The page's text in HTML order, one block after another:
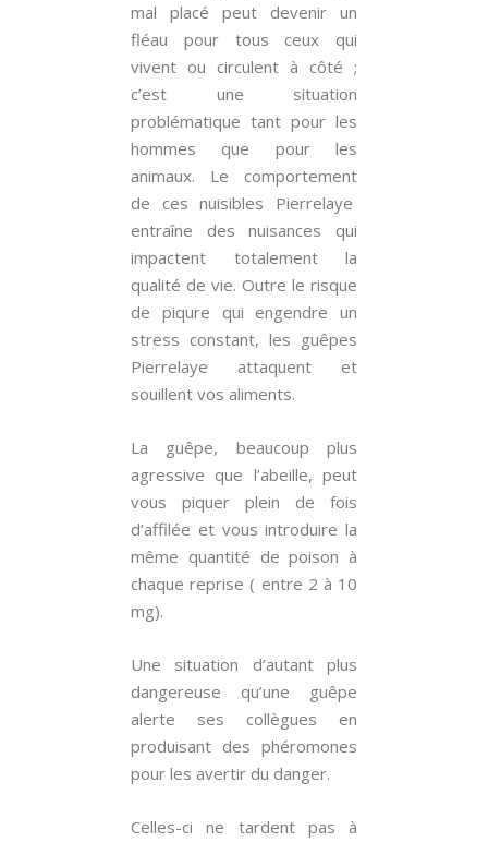
mal placé peut devenir un
fléau pour tous ceux qui
vivent ou circulent à côté ;
c’est une situation
problématique tant pour les
hommes que pour les
animaux. Le comportement
de ces nuisibles Pierrelaye
entraîne des nuisances qui
impactent totalement la
qualité de vie. Outre le risque
de piqure qui engendre un
stress constant, les guêpes
Pierrelaye attaquent et
souillent vos aliments.
La guêpe, beaucoup plus
agressive que l’abeille, peut
vous piquer plein de fois
d’affilée et vous introduire la
même quantité de poison à
chaque reprise ( entre 2 à 10
mg).
Une situation d’autant plus
dangereuse qu’une guêpe
alerte ses collègues en
produisant des phéromones
pour les avertir du danger.
Celles-ci ne tardent pas à